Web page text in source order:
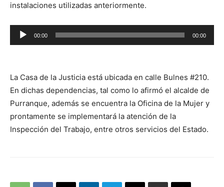
instalaciones utilizadas anteriormente.
Reproductor
de
00:00 00:00
La Casa de la Justicia está ubicada en calle Bulnes #210.
En dichas dependencias, tal como lo afirmó el alcalde de
Purranque, además se encuentra la Oficina de la Mujer y
prontamente se implementará la atención de la
Inspección del Trabajo, entre otros servicios del Estado.